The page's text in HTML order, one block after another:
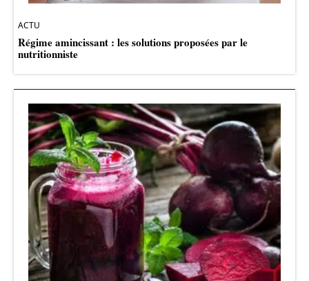
ACTU
Régime amincissant : les solutions proposées par le
nutritionniste